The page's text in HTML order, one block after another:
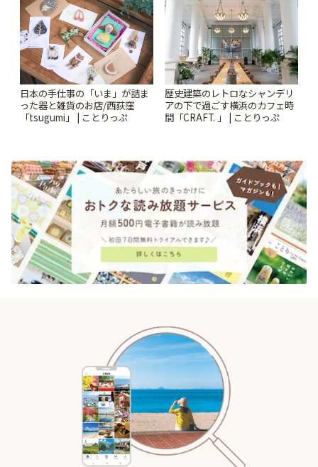
日本の手仕事の「いま」が詰ま
った器と雑貨のお店/西荻窪
「tsugumi」 | ことりっぷ
歴史建築のレトロなシャンデリ
アの下で過ごす横浜のカフェ時
間「CRAFT. 」 | ことりっぷ